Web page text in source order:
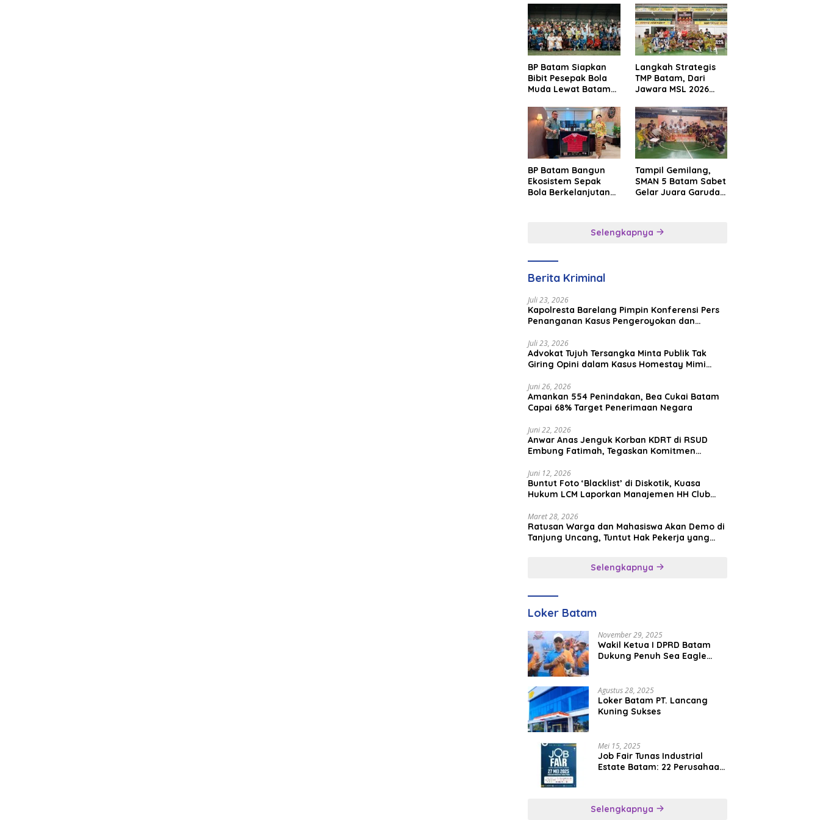
BP Batam Siapkan
Bibit Pesepak Bola
Muda Lewat Batam
Grassroot Football
Festival 2026
Langkah Strategis
TMP Batam, Dari
Jawara MSL 2026
Internasional
BP Batam Bangun
Ekosistem Sepak
Bola Berkelanjutan
Tampil Gemilang,
SMAN 5 Batam Sabet
Gelar Juara Garuda
Selengkapnya
Berita Kriminal
Juli 23, 2026
Kapolresta Barelang Pimpin Konferensi Pers
Penanganan Kasus Pengeroyokan dan
Juli 23, 2026
Advokat Tujuh Tersangka Minta Publik Tak
Giring Opini dalam Kasus Homestay Mimi
Juni 26, 2026
Amankan 554 Penindakan, Bea Cukai Batam
Capai 68% Target Penerimaan Negara
Juni 22, 2026
Anwar Anas Jenguk Korban KDRT di RSUD
Embung Fatimah, Tegaskan Komitmen
Juni 12, 2026
Buntut Foto ‘Blacklist’ di Diskotik, Kuasa
Hukum LCM Laporkan Manajemen HH Club
Maret 28, 2026
Ratusan Warga dan Mahasiswa Akan Demo di
Tanjung Uncang, Tuntut Hak Pekerja yang
Selengkapnya
Loker Batam
November 29, 2025
Wakil Ketua I DPRD Batam
Dukung Penuh Sea Eagle
Agustus 28, 2025
Loker Batam PT. Lancang
Kuning Sukses
Mei 15, 2025
Job Fair Tunas Industrial
Estate Batam: 22 Perusahaan
Selengkapnya